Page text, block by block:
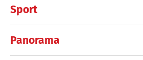
Sport
Panorama